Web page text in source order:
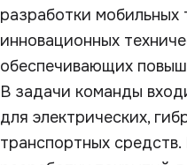
разработки мобильных
инновационных
обеспечивающих
В задачи команды
для электрических,
транспортных